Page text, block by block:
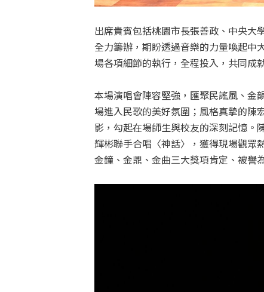
出席貴賓包括桃園市長張善政、中央大
全力籌辦，期盼透過音樂的力量喚起中
場各項細節的執行，全程投入，共同成
本場演唱會陣容堅強，匯聚民謠風、金
場進入民歌的美好氛圍；風格真摯的陳
影，勾起在場師生與校友的深刻記憶。
輝彬聯手合唱〈神話〉，獲得現場觀眾
金鐘、金鼎、金曲三大獎項肯定、被譽